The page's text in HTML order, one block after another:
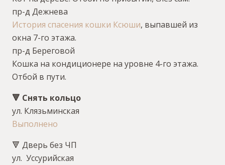
пр-д Дежнева
История спасения кошки Ксюши, выпавшей из
окна 7-го этажа.
пр-д Береговой
Кошка на кондиционере на уровне 4-го этажа.
Отбой в пути.
🔻 Снять кольцо
ул. Клязьминская
Выполнено
🔻 Дверь без ЧП
ул. Уссурийская